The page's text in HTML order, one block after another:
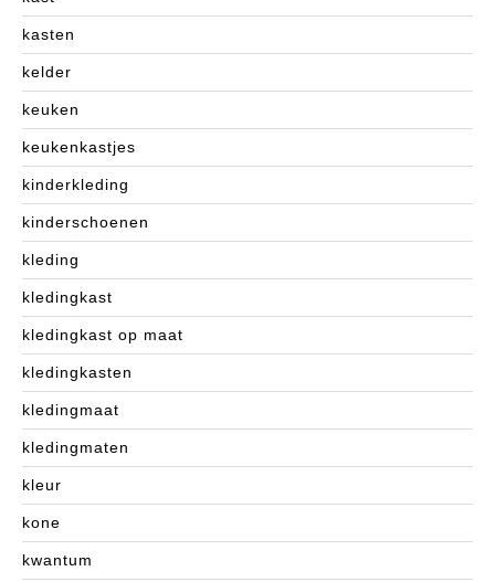
kasten
kelder
keuken
keukenkastjes
kinderkleding
kinderschoenen
kleding
kledingkast
kledingkast op maat
kledingkasten
kledingmaat
kledingmaten
kleur
kone
kwantum